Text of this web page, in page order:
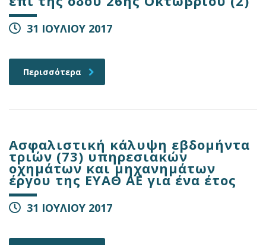
31 ΙΟΥΛΙΟΥ 2017
Περισσότερα
Ασφαλιστική κάλυψη εβδομήντα
τριών (73) υπηρεσιακών
οχημάτων και μηχανημάτων
έργου της ΕΥΑΘ ΑΕ για ένα έτος
31 ΙΟΥΛΙΟΥ 2017